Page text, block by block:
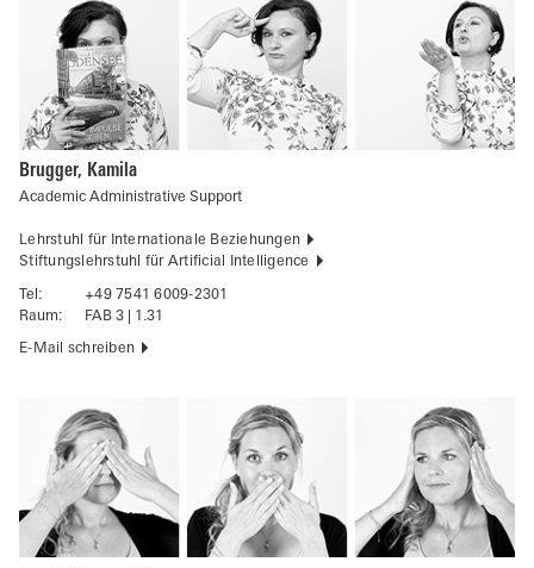
Brugger, Kamila
Academic Administrative Support
Lehrstuhl für Internationale Beziehungen
Stiftungslehrstuhl für Artificial Intelligence
Tel:
+49 7541 6009-2301
Raum:
FAB 3 | 1.31
E-Mail schreiben